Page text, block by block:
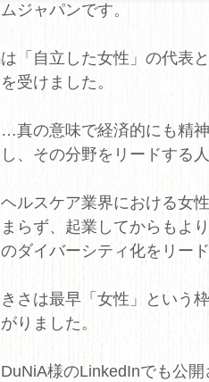
ジャパンです。
「自立した女性」の代表
受けました。
真の意味で経済的にも精
、その分野をリードする
ルスケア業界における女
らず、起業してからもよ
ダイバーシティ化をリード
さは最早「女性」という
りました。
様のLinkedInでも公開